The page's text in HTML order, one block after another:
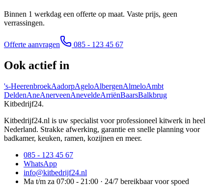
Binnen 1 werkdag een offerte op maat. Vaste prijs, geen
verrassingen.
Offerte aanvragen 085 - 123 45 67
Ook actief in
's-HeerenbroekAadorpAgeloAlbergenAlmeloAmbt
DeldenAneAnerveenAneveldeArriënBaarsBalkbrug
Kitbedrijf24.
Kitbedrijf24.nl is uw specialist voor professioneel kitwerk in heel
Nederland. Strakke afwerking, garantie en snelle planning voor
badkamer, keuken, ramen, kozijnen en meer.
085 - 123 45 67
WhatsApp
info@kitbedrijf24.nl
Ma t/m za 07:00 - 21:00 · 24/7 bereikbaar voor spoed